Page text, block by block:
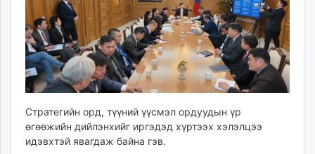
Eguur.mn
24tsag.mn
shuud.mn
eagle.mn
ergelt.mn
zarig.mn
today.mn
zuv.mn
mminfo.mn
Стратегийн орд, түүний үүсмэл ордуудын үр
өгөөжийн дийлэнхийг иргэдэд хүртээх хэлэлцээ
идэвхтэй явагдаж байна гэв.